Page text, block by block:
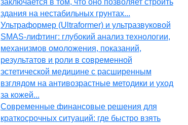
заключается в том, что оно позволяет строить
здания на нестабильных грунтах...
Ультраформер (Ultraformer) и ультразвуковой
SMAS-лифтинг: глубокий анализ технологии,
механизмов омоложения, показаний,
результатов и роли в современной
эстетической медицине с расширенным
взглядом на антивозрастные методики и уход
за кожей...
Современные финансовые решения для
краткосрочных ситуаций: где быстро взять